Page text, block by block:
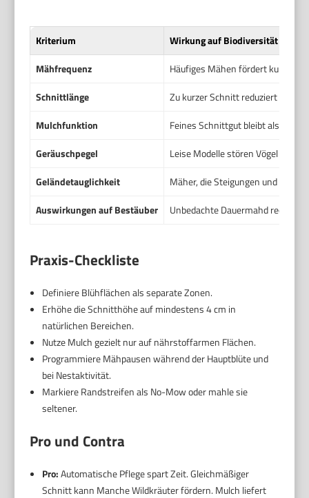
Kriterium
Wirkung auf Biodiversität
Mähfrequenz
Häufiges Mähen fördert
Schnittlänge
Zu kurzer Schnitt reduziert
Mulchfunktion
Feines Schnittgut bleibt als
Geräuschpegel
Leise Modelle stören Vögel und
Geländetauglichkeit
Mäher, die Steigungen und enge
Auswirkungen auf Bestäuber
Unbedachte Dauermahd
Praxis-Checkliste
Definiere Blühflächen als separate Zonen.
Erhöhe die Schnitthöhe auf mindestens 4 cm in
natürlichen Bereichen.
Nutze Mulch gezielt nur auf nährstoffarmen Flächen.
Programmiere Mähpausen während der Hauptblüte und
bei Nestaktivität.
Markiere Randstreifen als No-Mow oder mahle sie
seltener.
Pro und Contra
Pro:Automatische Pflege spart Zeit. Gleichmäßiger
Schnitt kann Manche Wildkräuter fördern. Mulch liefert